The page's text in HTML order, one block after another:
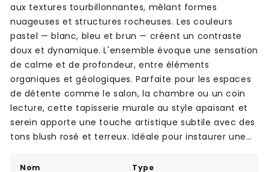
Nom
Type
aux textures tourbillonnantes, mêlant formes
nuageuses et structures rocheuses. Les couleurs
pastel — blanc, bleu et brun — créent un contraste
doux et dynamique. L'ensemble évoque une sensation
de calme et de profondeur, entre éléments
organiques et géologiques. Parfaite pour les espaces
de détente comme le salon, la chambre ou un coin
lecture, cette tapisserie murale au style apaisant et
serein apporte une touche artistique subtile avec des
tons blush rosé et terreux. Idéale pour instaurer une